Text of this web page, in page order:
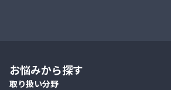
お悩みから探す
取り扱い分野